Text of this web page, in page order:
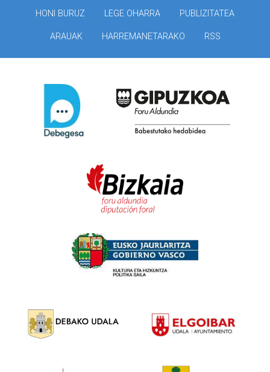
HONI BURUZ LEGE OHARRA PUBLIZITATEA
ARAUAK HARREMANETARAKO RSS